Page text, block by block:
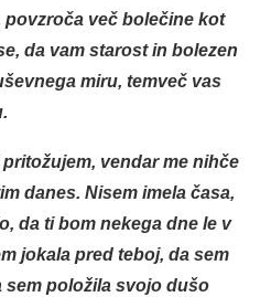
več bolečine kot
da vam starost in bolezen
miru, temveč vas
vendar me nihče
danes. Nisem imela časa,
da ti bom nekega dne le v
jokala pred teboj, da sem
sem položila svojo dušo